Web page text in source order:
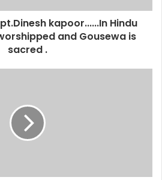
kapoor......In Hindu
and Gousewa is
sacred .